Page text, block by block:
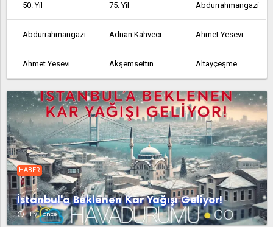
50. Yil 75. Yil Abdurrahmangazi
Abdurrahmangazi Adnan Kahveci Ahmet Yesevi
Ahmet Yesevi Akşemsettin Altayçeşme
Altinşehir Altintepe Altintepsi
Ambarli Armağanevler Atakent
Atalar Atatürk Atatürk
Atatürk Avcılar Ayazağa
Aydinli Bağcılar Bağlarbaşi
HABER
İstanbul'a Beklenen Kar Yağışı Geliyor!
access_time 1 yıl önce